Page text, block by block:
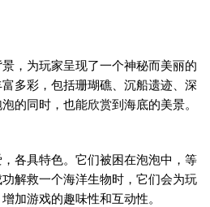
景，为玩家呈现了一个神秘而美丽的
多彩，包括珊瑚礁、沉船遗迹、深
的同时，也能欣赏到海底的美景。
各具特色。它们被困在泡泡中，等
解救一个海洋生物时，它们会为玩
加游戏的趣味性和互动性。